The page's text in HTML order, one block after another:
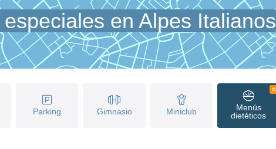
en Alpes Italianos
Parking Gimnasio Miniclub
Menús
dietéticos